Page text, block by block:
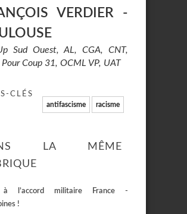
VERDIER -
Sud Ouest, AL, CGA, CNT,
Pour Coup 31, OCML VP, UAT
CLÉS
antifascisme racisme
LA MÊME
à l’accord militaire France -
!